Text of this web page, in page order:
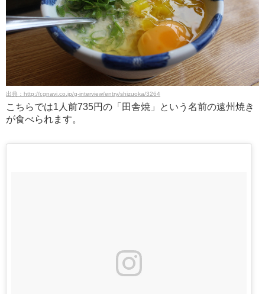
出典：http://r.gnavi.co.jp/g-interview/entry/shizuoka/3264
こちらでは1人前735円の「田舎焼」という名前の遠州焼き
が食べられます。